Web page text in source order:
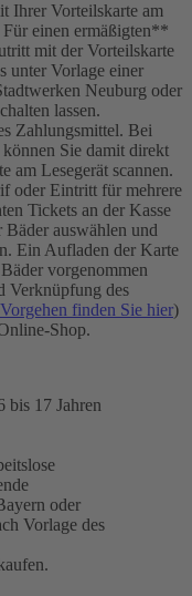
Ihrer Vorteilskarte am
Für einen ermäßigten**
mit der Vorteilskarte
unter Vorlage einer
Neuburg oder
lassen.
Zahlungsmittel. Bei
Sie damit direkt
am Lesegerät scannen.
oder Eintritt für mehrere
Tickets an der Kasse
auswählen und
Ein Aufladen der Karte
vorgenommen
Verknüpfung des
finden Sie hier)
Shop.
bis 17 Jahren
oder
Vorlage des